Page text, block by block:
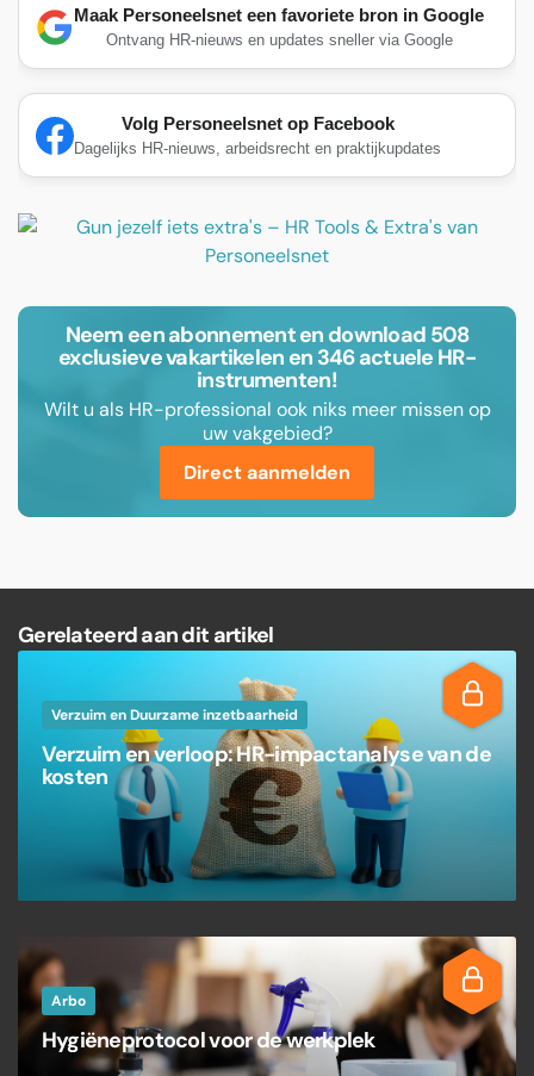
Maak Personeelsnet een favoriete bron in Google
Ontvang HR-nieuws en updates sneller via Google
Volg Personeelsnet op Facebook
Dagelijks HR-nieuws, arbeidsrecht en praktijkupdates
Neem een abonnement en download 508
exclusieve vakartikelen en 346 actuele HR-
instrumenten!
Wilt u als HR-professional ook niks meer missen op
uw vakgebied?
Direct aanmelden
Gerelateerd aan dit artikel
Verzuim en Duurzame inzetbaarheid
Verzuim en verloop: HR-impactanalyse van de
kosten
Arbo
Hygiëneprotocol voor de werkplek